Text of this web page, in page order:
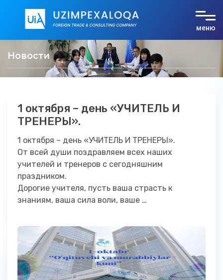
О компании
Услуги
Контакты
UZ RU EN
меню
Новости
1 октября – день «УЧИТЕЛЬ И
ТРЕНЕРЫ».
1 октября – день «УЧИТЕЛЬ И ТРЕНЕРЫ».
От всей души поздравляем всех наших
учителей и тренеров с сегодняшним
праздником.
Дорогие учителя, пусть ваша страсть к
знаниям, ваша сила воли, ваше …